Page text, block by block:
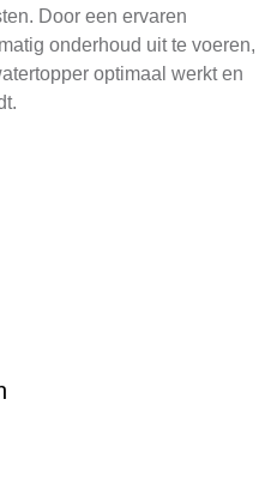
Door een ervaren
onderhoud uit te voeren,
optimaal werkt en